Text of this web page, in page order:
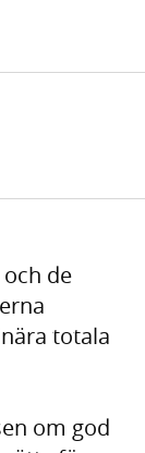
de
totala
om god